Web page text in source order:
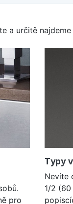
a určitě najdeme
pro
Typy
Nevíte
1/2